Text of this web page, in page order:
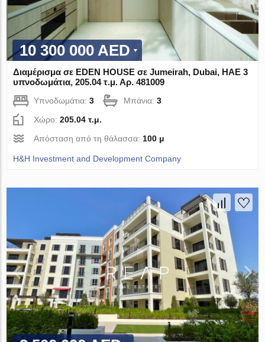
10 300 000 AED
Διαμέρισμα σε EDEN HOUSE σε Jumeirah, Dubai, ΗΑΕ 3
υπνοδωμάτια, 205.04 τ.μ. Αρ. 481009
Υπνοδωμάτια:3 Μπάνια:3
Χώρο:205.04 τ.μ.
Απόσταση από τη θάλασσα: 100 μ
H&H Investment and Development Company